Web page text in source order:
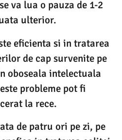
va lua o pauza de 1-2
ulterior.
eficienta si in tratarea
de cap survenite pe
oboseala intelectuala
probleme pot fi
la rece.
de patru ori pe zi, pe